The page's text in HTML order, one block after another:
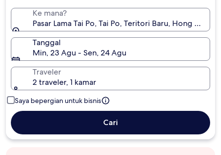
Ke mana?
Pasar Lama Tai Po, Tai Po, Teritori Baru, Hong Kong
Tanggal
Min, 23 Agu - Sen, 24 Agu
Traveler
2 traveler, 1 kamar
Saya bepergian untuk bisnis
Cari